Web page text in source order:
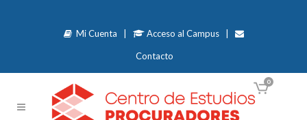
Mi Cuenta Acceso al Campus|
Contacto
0